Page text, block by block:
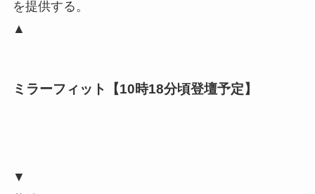
を提供する。
▲
ミラーフィット【10時18分頃登壇予定】